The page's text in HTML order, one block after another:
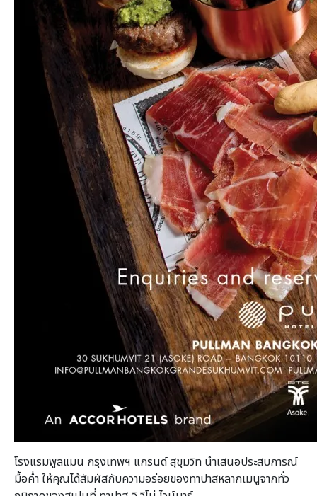
โรงแรมพูลแมน กรุงเทพฯ แกรนด์ สุขุมวิท นำเสนอประสบการณ์
มื้อค่ำ ให้คุณได้สัมผัสกับความอร่อยของทาปาสหลากเมนูจากทั่ว